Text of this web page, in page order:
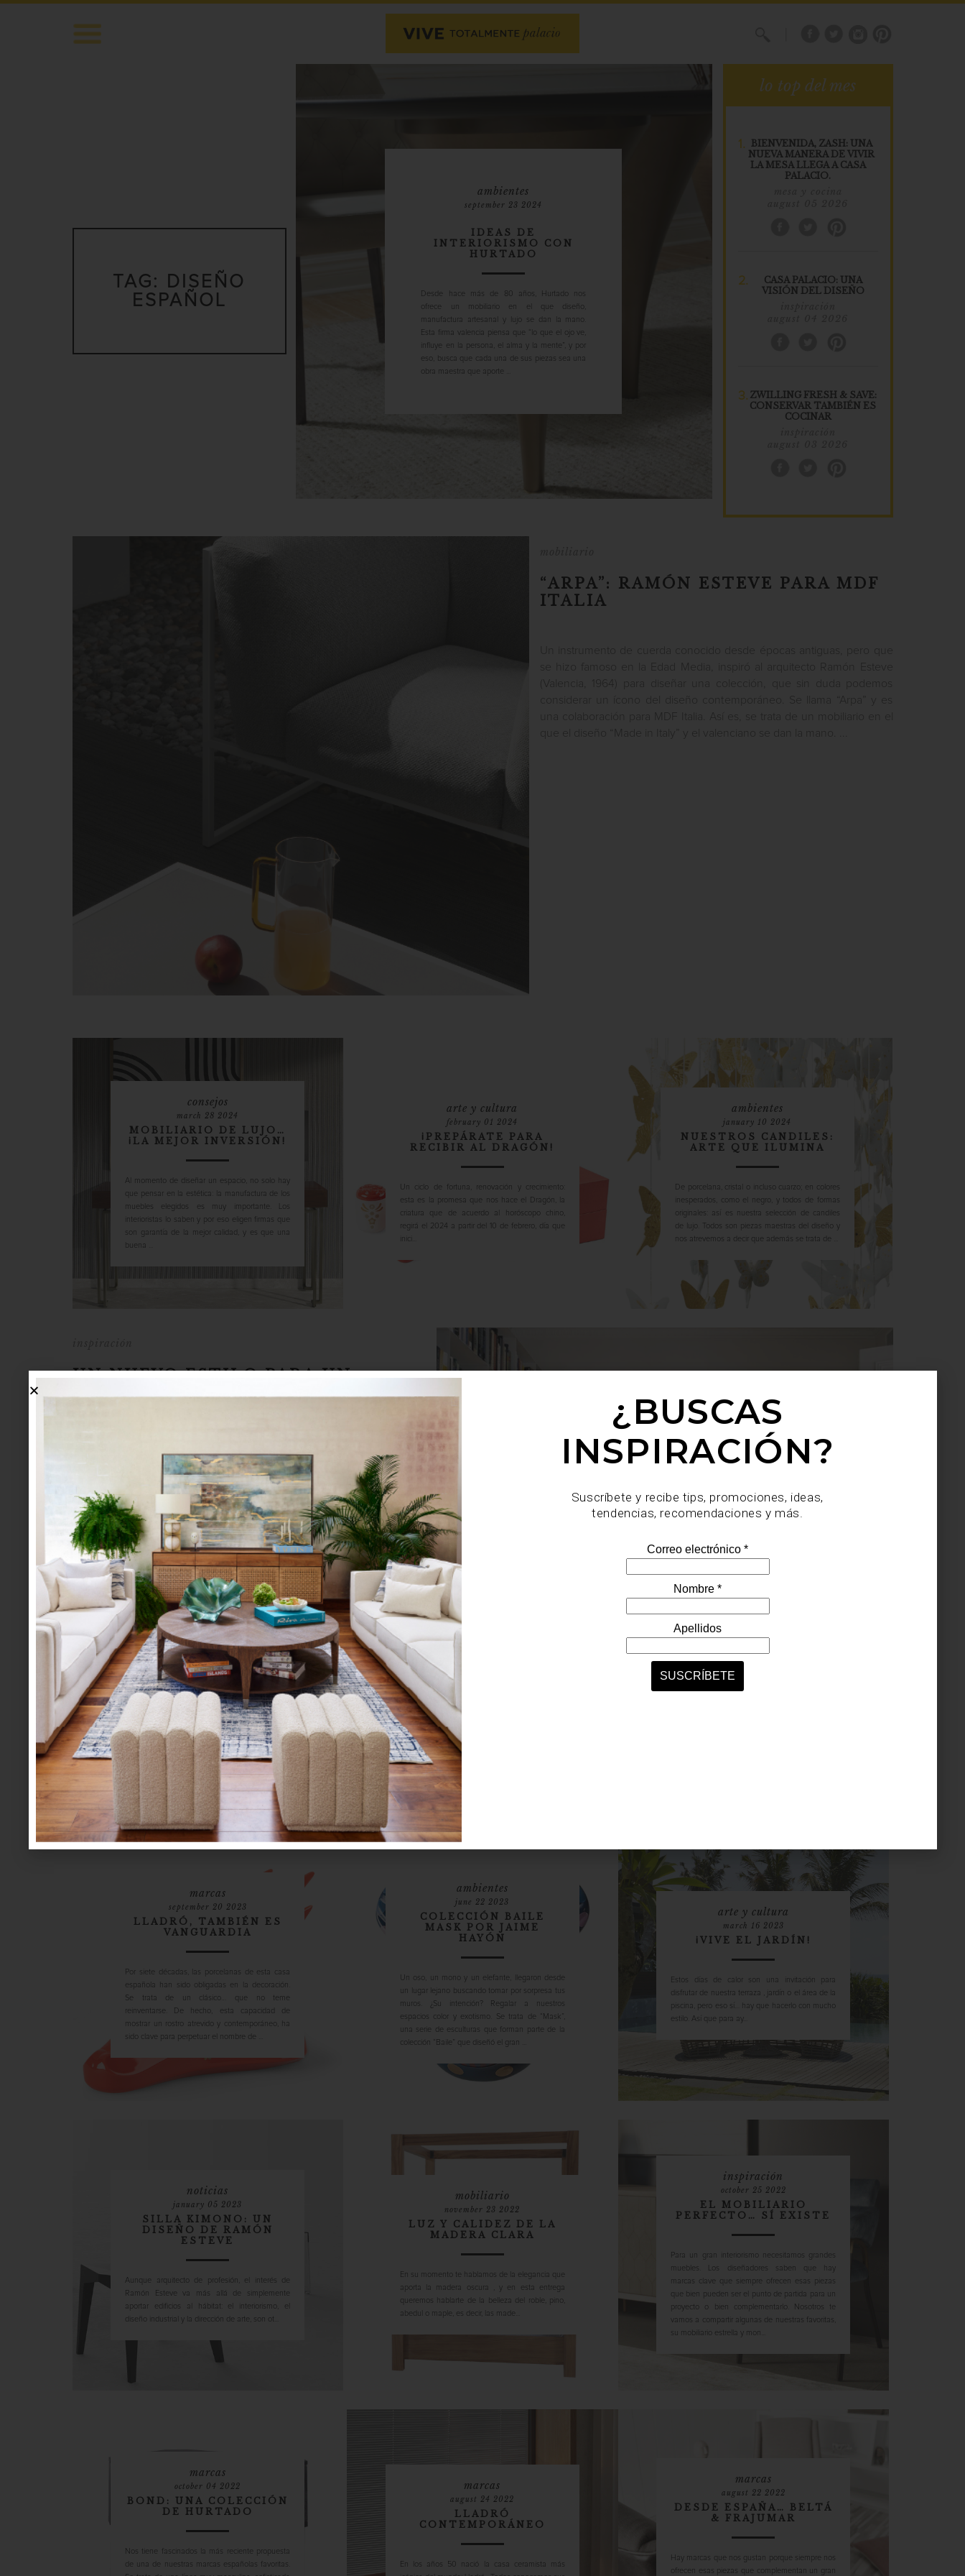
TAG:
DISEÑO
ESPAÑOL
ambientes
september 23 2024
IDEAS DE
INTERIORISMO CON
HURTADO
Desde hace más de 80 años, Hurtado nos
ofrece un mobiliario en el que diseño,
manufactura artesanal y lujo se dan la mano.
Esta firma valencia piensa que “lo que el ojo ve,
influye en la persona, el alma y la mente”, y por
eso, busca que cada una de sus piezas sea una
obra maestra que aporte ...
lo top del mes
1.
BIENVENIDA, ZASH: UNA
NUEVA MANERA DE VIVIR
LA MESA LLEGA A CASA
PALACIO.
2.
CASA PALACIO: UNA
VISIÓN DEL DISEÑO
3. ZWILLING FRESH & SAVE:
CONSERVAR TAMBIÉN ES
COCINAR
“ARPA”: RAMÓN ESTEVE PARA MDF
ITALIA
se hizo famoso en la Edad Media, inspiró al arquitecto Ramón Esteve
una colaboración para MDF Italia. Así es, se trata de un mobiliario en el
que el diseño “Made in Italy” y el valenciano se dan la mano. ...
consejos
march 28 2024
MOBILIARIO DE LUJO…
¡LA MEJOR INVERSIÓN!
Al momento de diseñar un espacio, no solo hay
que pensar en la estética: la manufactura de los
muebles elegidos es muy importante. Los
interioristas lo saben y por eso eligen firmas que
son garantía de la mejor calidad, y es que una
buena ...
arte y cultura
february 01 2024
¡PREPÁRATE PARA
RECIBIR AL DRAGÓN!
Un ciclo de fortuna, renovación y crecimiento:
esta es la promesa que nos hace el Dragón, la
criatura que de acuerdo al horóscopo chino,
regirá el 2024 a partir del 10 de febrero, día que
ambientes
january 10 2024
NUESTROS CANDILES:
ARTE QUE ILUMINA
De porcelana, cristal o incluso cuarzo; en colores
inesperados, como el negro, y todos de formas
originales: así es nuestra selección de candiles
de lujo. Todos son piezas maestras del diseño y
nos atrevemos a decir que además se trata de ...
UN NUEVO ESTILO PARA UN
PENTHOUSE EN MADRID
años 20, se encuentra este fabuloso penthouse, que, tras ser
intervenido por la interiorista Inés Benavides, se convirtió en un espacio
contemporáneo y luminoso, pero siempre conservando su valor
histórico. En Madrid, a diferencia de Barcelona, hay menos ejemplos del
estilo modernista. Pensando en esto, Inés decidió preservar e incluso...
marcas
september 20 2023
LLADRÓ, TAMBIÉN ES
VANGUARDIA
Por siete décadas, las porcelanas de esta casa
española han sido obligadas en la decoración.
Se trata de un clásico… que no teme
reinventarse. De hecho, esta capacidad de
mostrar un rostro atrevido y contemporáneo, ha
sido clave para perpetuar el nombre de ...
ambientes
june 22 2023
COLECCIÓN BAILE
MASK POR JAIME
HAYÓN
Un oso, un mono y un elefante, llegaron desde
un lugar lejano buscando tomar por sorpresa tus
muros. ¿Su intención? Regalar a nuestros
espacios color y exotismo. Se trata de “Mask”,
una serie de esculturas que forman parte de la
colección “Baile” que diseñó el gran ...
arte y cultura
march 16 2023
¡VIVE EL JARDÍN!
Estos días de calor son una invitación para
disfrutar de nuestra terraza , jardín o el área de la
piscina, pero eso sí… hay que hacerlo con mucho
estilo. Así que para ay...
noticias
january 05 2023
SILLA KIMONO: UN
DISEÑO DE RAMÓN
ESTEVE
Aunque arquitecto de profesión, el interés de
Ramón Esteve va más allá de simplemente
aportar edificios al hábitat: el interiorismo, el
diseño industrial y la dirección de arte, son ot...
mobiliario
november 23 2022
LUZ Y CALIDEZ DE LA
MADERA CLARA
En su momento te hablamos de la elegancia que
aporta la madera oscura , y en esta entrega
queremos hablarte de la belleza del roble, pino,
abedul o maple, es decir, las made...
inspiración
october 25 2022
EL MOBILIARIO
PERFECTO… SÍ EXISTE
Para un gran interiorismo necesitamos grandes
muebles. Los diseñadores saben que hay
marcas clave que siempre ofrecen esas piezas
que bien pueden ser el punto de partida para un
proyecto o bien complementarlo. Nosotros te
vamos a compartir algunas de nuestras favoritas,
su mobiliario estrella y mon...
marcas
october 04 2022
BOND: UNA COLECCIÓN
DE HURTADO
Nos tiene fascinados la más reciente propuesta
de una de nuestras marcas españolas favoritas.
marcas
august 24 2022
LLADRÓ
CONTEMPORÁNEO
En los años 50 nació la casa ceramista más
marcas
august 22 2022
DESDE ESPAÑA… BELTÁ
& FRAJUMAR
Hay marcas que nos gustan porque siempre nos
ofrecen esas piezas que complementan un gran
¿BUSCAS
INSPIRACIÓN?
Suscríbete y recibe tips, promociones, ideas,
tendencias, recomendaciones y más.